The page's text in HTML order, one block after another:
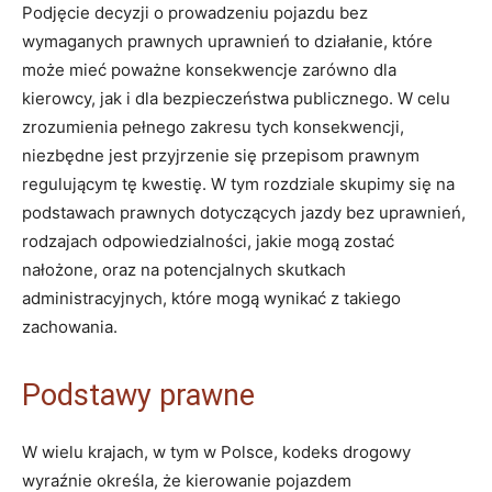
Podjęcie decyzji o prowadzeniu pojazdu bez
wymaganych prawnych uprawnień to działanie, które
może mieć poważne konsekwencje zarówno dla
kierowcy, jak i dla bezpieczeństwa publicznego. W celu
zrozumienia pełnego zakresu tych konsekwencji,
niezbędne jest przyjrzenie się przepisom prawnym
regulującym tę kwestię. W tym rozdziale skupimy się na
podstawach prawnych dotyczących jazdy bez uprawnień,
rodzajach odpowiedzialności, jakie mogą zostać
nałożone, oraz na potencjalnych skutkach
administracyjnych, które mogą wynikać z takiego
zachowania.
Podstawy prawne
W wielu krajach, w tym w Polsce, kodeks drogowy
wyraźnie określa, że kierowanie pojazdem